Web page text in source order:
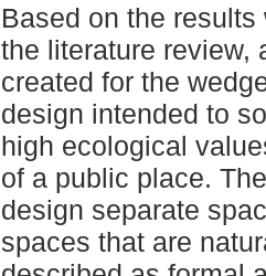
Based on the
the literature review,
created for the
design intended to
high ecological
of a public place.
design separate
spaces that are